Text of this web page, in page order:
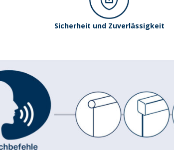
Sicherheit und Zuverlässigkeit